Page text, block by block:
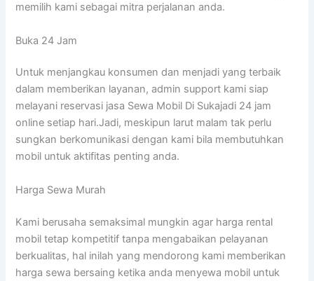
memilih kami sebagai mitra perjalanan anda.
Buka 24 Jam
Untuk menjangkau konsumen dan menjadi yang terbaik
dalam memberikan layanan, admin support kami siap
melayani reservasi jasa Sewa Mobil Di Sukajadi 24 jam
online setiap hari.Jadi, meskipun larut malam tak perlu
sungkan berkomunikasi dengan kami bila membutuhkan
mobil untuk aktifitas penting anda.
Harga Sewa Murah
Kami berusaha semaksimal mungkin agar harga rental
mobil tetap kompetitif tanpa mengabaikan pelayanan
berkualitas, hal inilah yang mendorong kami memberikan
harga sewa bersaing ketika anda menyewa mobil untuk